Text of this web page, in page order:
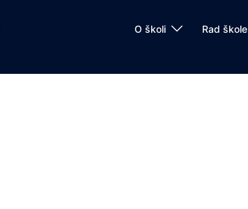
O školi Rad škole